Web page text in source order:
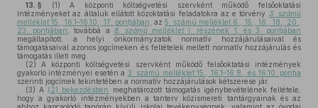
13. § (1) A központi költségvetési szervként működő felsőoktatási
intézményeket az általuk ellátott közoktatási feladatokra az e törvény 3. számú
melléklet15., 16.1–16.10., 17. pontjában , az 5. számú melléklet 6., 15., 16., 18., 20.,
23. pontjában , továbbá a 8. számú melléklet I. részének 1. és 3. pontjában
megállapított, a helyi önkormányzatok normatív hozzájárulásaival és
támogatásaival azonos jogcímeken és feltételek mellett normatív hozzájárulás és
támogatás illeti meg.
(2) A központi költségvetési szervként működő felsőoktatási intézmények
gyakorló intézményei esetén a 3. számú melléklet 15., 16.1–16.8., és 16.10. pontja
szerinti jogcímek tekintetében a normatív hozzájárulások kétszerese jár.
(3) A (2) bekezdésben
meghatározott támogatás igénybevételének feltétele,
hogy a gyakorló intézményekben a tanterv közismereti tantárgyainak és az